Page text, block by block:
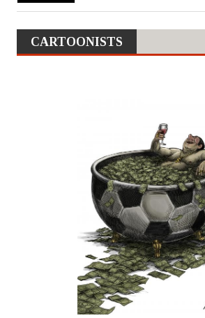
CARTOONISTS